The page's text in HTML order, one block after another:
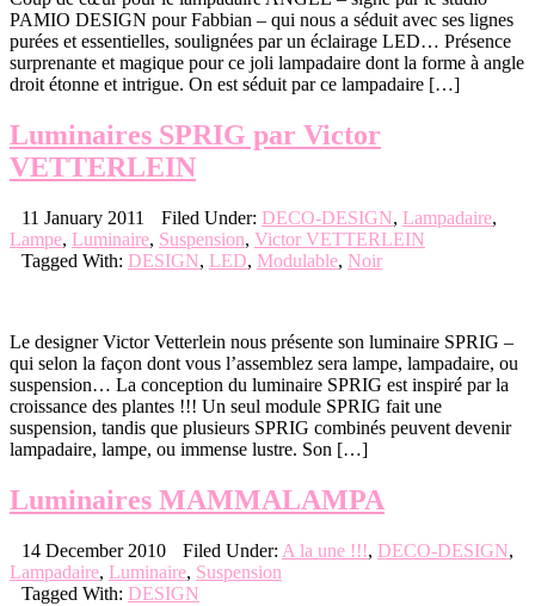
PAMIO DESIGN pour Fabbian – qui nous a séduit avec ses lignes
purées et essentielles, soulignées par un éclairage LED… Présence
surprenante et magique pour ce joli lampadaire dont la forme à angle
droit étonne et intrigue. On est séduit par ce lampadaire […]
Luminaires SPRIG par Victor
VETTERLEIN
11 January 2011 Filed Under: DECO-DESIGN, Lampadaire,
Lampe, Luminaire, Suspension, Victor VETTERLEIN
Tagged With: DESIGN, LED, Modulable, Noir
Le designer Victor Vetterlein nous présente son luminaire SPRIG –
qui selon la façon dont vous l’assemblez sera lampe, lampadaire, ou
suspension… La conception du luminaire SPRIG est inspiré par la
croissance des plantes !!! Un seul module SPRIG fait une
suspension, tandis que plusieurs SPRIG combinés peuvent devenir
lampadaire, lampe, ou immense lustre. Son […]
Luminaires MAMMALAMPA
14 December 2010 Filed Under: A la une !!!, DECO-DESIGN,
Lampadaire, Luminaire, Suspension
Tagged With: DESIGN